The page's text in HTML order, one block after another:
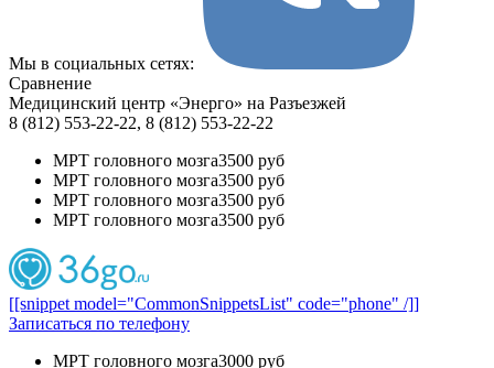
Мы в социальных сетях:
Сравнение
Медицинский центр «Энерго» на Разъезжей
8 (812) 553-22-22, 8 (812) 553-22-22
МРТ головного мозга3500 руб
МРТ головного мозга3500 руб
МРТ головного мозга3500 руб
МРТ головного мозга3500 руб
[[snippet model="CommonSnippetsList" code="phone" /]]
Записаться по телефону
МРТ головного мозга3000 руб